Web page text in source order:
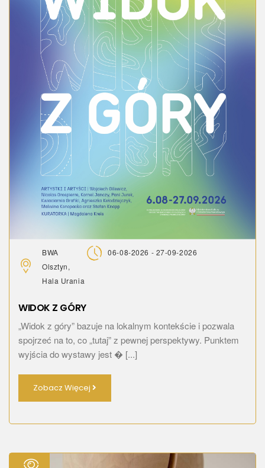
BWA
Olsztyn,
Hala Urania
06-08-2026 - 27-09-2026
WIDOK Z GÓRY
„Widok z góry” bazuje na lokalnym kontekście i pozwala
spojrzeć na to, co „tutaj” z pewnej perspektywy. Punktem
wyjścia do wystawy jest � [...]
Zobacz Więcej